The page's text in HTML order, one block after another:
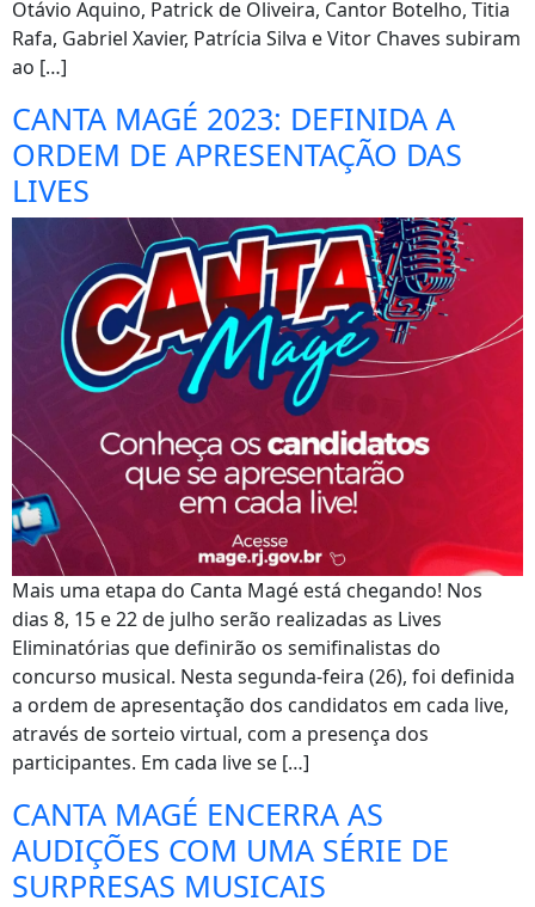
Otávio Aquino, Patrick de Oliveira, Cantor Botelho, Titia
Rafa, Gabriel Xavier, Patrícia Silva e Vitor Chaves subiram
ao […]
CANTA MAGÉ 2023: DEFINIDA A
ORDEM DE APRESENTAÇÃO DAS
LIVES
Mais uma etapa do Canta Magé está chegando! Nos
dias 8, 15 e 22 de julho serão realizadas as Lives
Eliminatórias que definirão os semifinalistas do
concurso musical. Nesta segunda-feira (26), foi definida
a ordem de apresentação dos candidatos em cada live,
através de sorteio virtual, com a presença dos
participantes. Em cada live se […]
CANTA MAGÉ ENCERRA AS
AUDIÇÕES COM UMA SÉRIE DE
SURPRESAS MUSICAIS